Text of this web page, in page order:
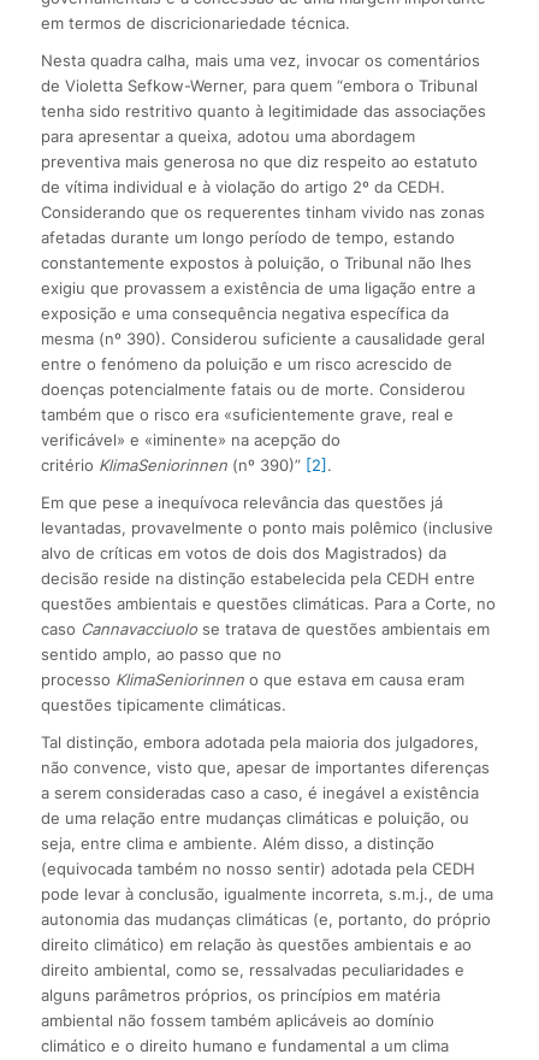
em termos de discricionariedade técnica.
Nesta quadra calha, mais uma vez, invocar os comentários
de Violetta Sefkow-Werner, para quem “embora o Tribunal
tenha sido restritivo quanto à legitimidade das associações
para apresentar a queixa, adotou uma abordagem
preventiva mais generosa no que diz respeito ao estatuto
de vítima individual e à violação do artigo 2º da CEDH.
Considerando que os requerentes tinham vivido nas zonas
afetadas durante um longo período de tempo, estando
constantemente expostos à poluição, o Tribunal não lhes
exigiu que provassem a existência de uma ligação entre a
exposição e uma consequência negativa específica da
mesma (nº 390). Considerou suficiente a causalidade geral
entre o fenómeno da poluição e um risco acrescido de
doenças potencialmente fatais ou de morte. Considerou
também que o risco era «suficientemente grave, real e
verificável» e «iminente» na acepção do
critério KlimaSeniorinnen (nº 390)” [2] .
Em que pese a inequívoca relevância das questões já
levantadas, provavelmente o ponto mais polêmico (inclusive
alvo de críticas em votos de dois dos Magistrados) da
decisão reside na distinção estabelecida pela CEDH entre
questões ambientais e questões climáticas. Para a Corte, no
caso Cannavacciuolose tratava de questões ambientais em
sentido amplo, ao passo que no
processo KlimaSeniorinneno que estava em causa eram
questões tipicamente climáticas.
Tal distinção, embora adotada pela maioria dos julgadores,
não convence, visto que, apesar de importantes diferenças
a serem consideradas caso a caso, é inegável a existência
de uma relação entre mudanças climáticas e poluição, ou
seja, entre clima e ambiente. Além disso, a distinção
(equivocada também no nosso sentir) adotada pela CEDH
pode levar à conclusão, igualmente incorreta, s.m.j., de uma
autonomia das mudanças climáticas (e, portanto, do próprio
direito climático) em relação às questões ambientais e ao
direito ambiental, como se, ressalvadas peculiaridades e
alguns parâmetros próprios, os princípios em matéria
ambiental não fossem também aplicáveis ao domínio
climático e o direito humano e fundamental a um clima